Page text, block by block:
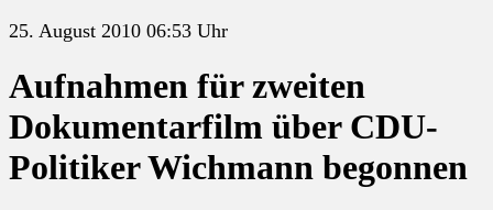
25. August 2010 06:53 Uhr
Aufnahmen für zweiten
Dokumentarfilm über CDU-
Politiker Wichmann begonnen